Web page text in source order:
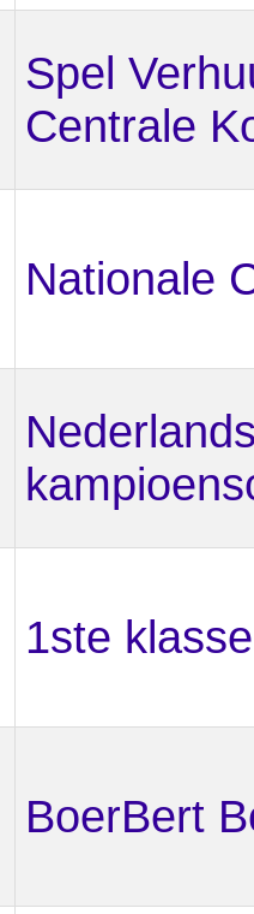
Spel
Centrale
Nationale
1ste klasse
BoerBert